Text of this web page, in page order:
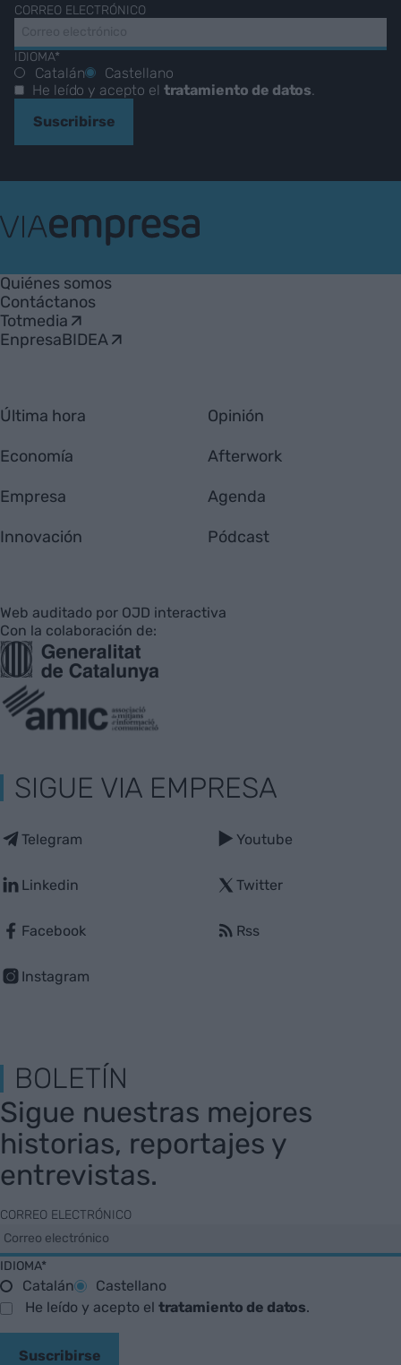
CORREO ELECTRÓNICO
IDIOMA*
Catalán
Castellano
He leído y acepto el tratamiento de datos.
Suscribirse
Empresa
Quiénes somos
Contáctanos
Totmedia
EnpresaBIDEA
Última hora
Economía
Empresa
Innovación
Opinión
Afterwork
Agenda
Pódcast
Web auditado por OJD interactiva
Con la colaboración de:
SIGUE VIA EMPRESA
Telegram
Linkedin
Facebook
Instagram
Youtube
Twitter
Rss
BOLETÍN
Sigue nuestras mejores
historias, reportajes y
entrevistas.
CORREO ELECTRÓNICO
IDIOMA*
Catalán
Castellano
He leído y acepto el tratamiento de datos.
Suscribirse